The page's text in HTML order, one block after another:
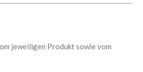
jeweiligen Produkt sowie vom